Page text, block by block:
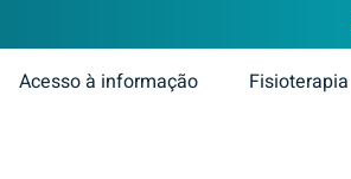
Acesso à informação Fisioterapia